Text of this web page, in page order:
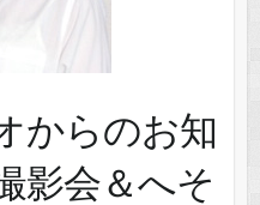
からのお知
影会＆へそ